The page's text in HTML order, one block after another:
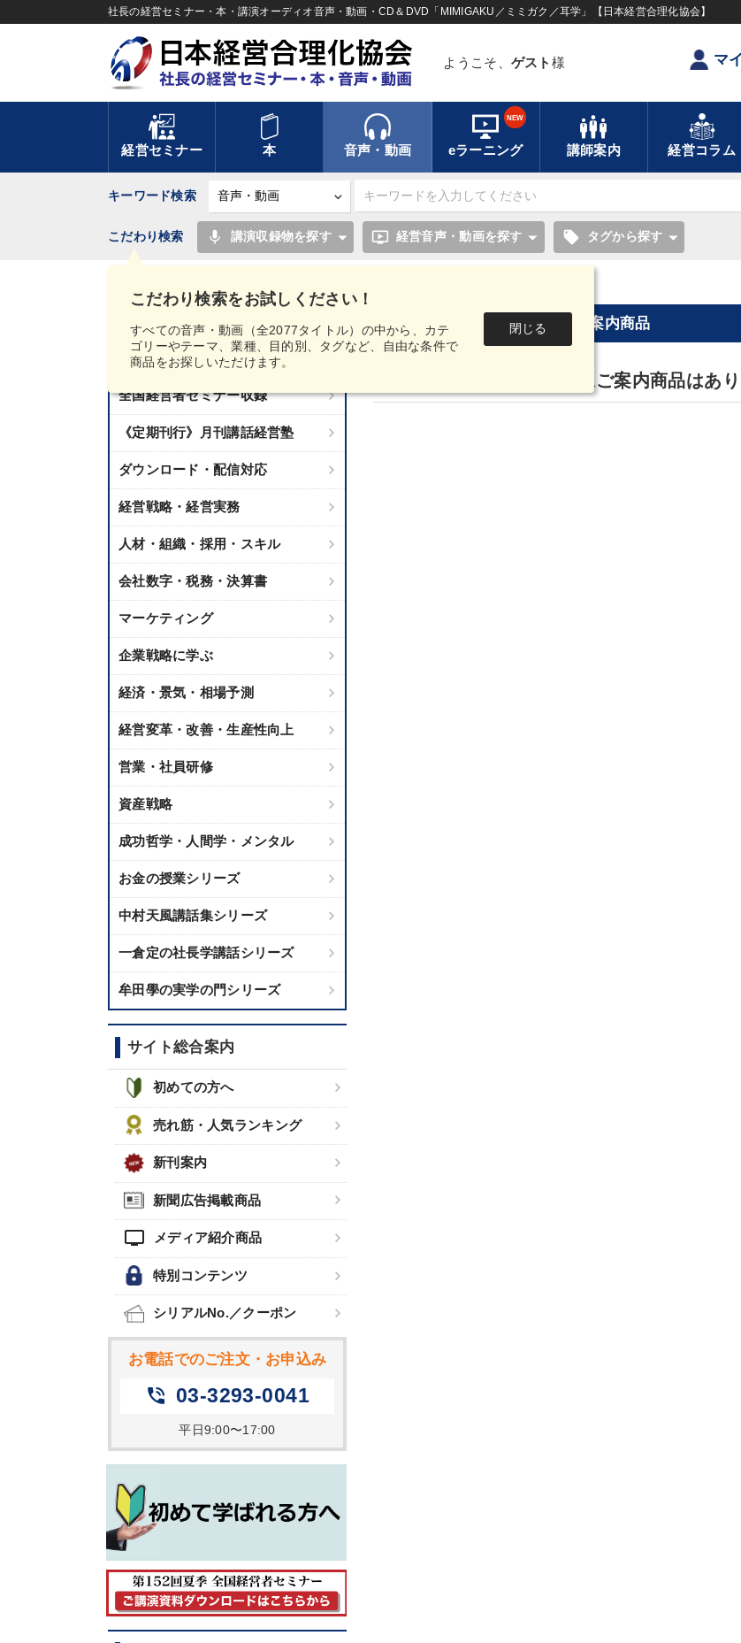
社長の経営セミナー・本・講演オーディオ音声・動画・CD＆DVD「MIMIGAKU／ミミガク／耳学」【日本経営合理化協会】
ようこそ、 ゲスト 様 マ
経営セミナー 本 音声・動画 eラーニング
NEW
講師案内 経営コラム
キーワード検索
こだわり検索をお試しください！
すべての音声・動画（全2077タイトル）の中から、カテ
ゴリーやテーマ、業種、目的別、タグなど、自由な条件で
商品をお探しいただけます。
閉じる
こだわり検索 mic 講演収録物を探す ondemand_video 経営音声・動画を探す local_offer タグから探す
講話音声・動画カテゴリー
新刊音声・動画のご案内
全国経営者セミナー収録
《定期刊行》月刊講話経営塾
ダウンロード・配信対応
経営戦略・経営実務
人材・組織・採用・スキル
会社数字・税務・決算書
マーケティング
企業戦略に学ぶ
経済・景気・相場予測
経営変革・改善・生産性向上
営業・社員研修
資産戦略
成功哲学・人間学・メンタル
お金の授業シリーズ
中村天風講話集シリーズ
一倉定の社長学講話シリーズ
牟田學の実学の門シリーズ
サイト総合案内
初めての方へ
売れ筋・人気ランキング
新刊案内
新聞広告掲載商品
tv メディア紹介商品
特別コンテンツ
シリアルNo.／クーポン
お電話でのご注文・お申込み
phone_in_talk 03-3293-0041
平日9:00〜17:00
【2024年11月】音声・映像ご案内商品
【2024年11月】音声・映像ご案内商品はあ